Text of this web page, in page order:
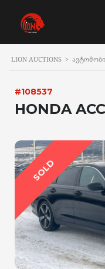
LION AUCTIONS >
#108537
HONDA
SOLD